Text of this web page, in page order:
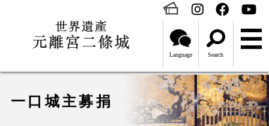
Language Search
一口城主募捐